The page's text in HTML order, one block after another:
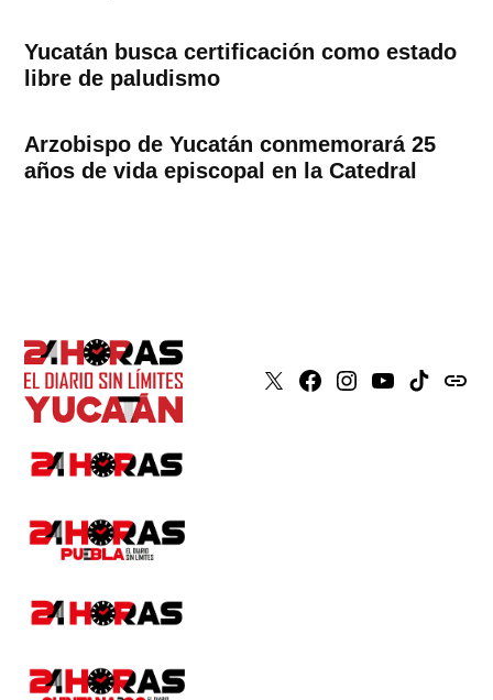
Yucatán busca certificación como estado
libre de paludismo
Arzobispo de Yucatán conmemorará 25
años de vida episcopal en la Catedral
X Faceboook
Instagram
YoutubeTiktokissuu